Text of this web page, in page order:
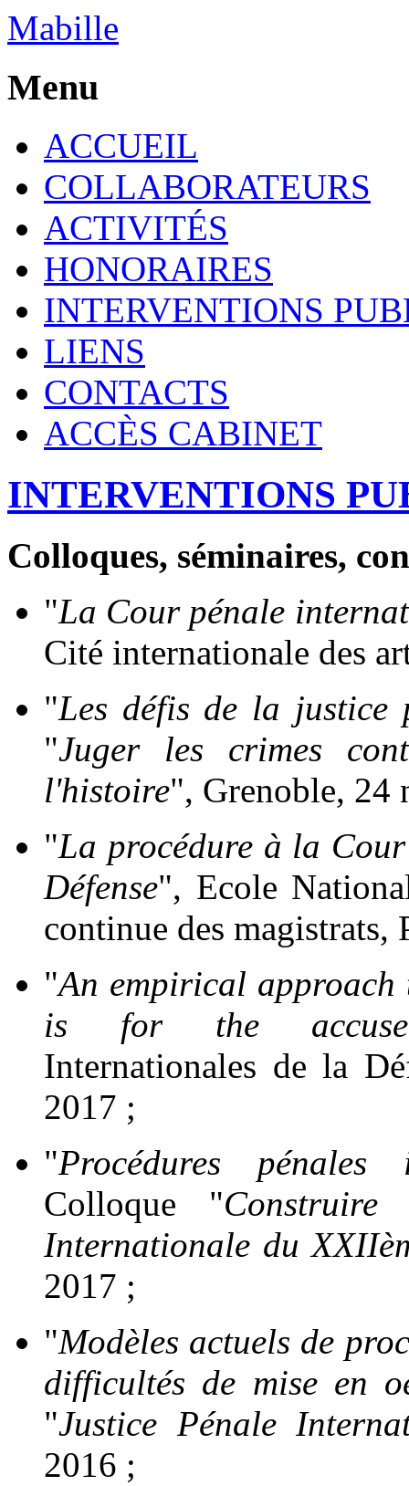
Mabille
Menu
ACCUEIL
COLLABORATEURS
ACTIVITÉS
HONORAIRES
INTERVENTIONS
LIENS
CONTACTS
ACCÈS CABINET
INTERVENTIONS
Colloques, séminaires,
"La Cour pénale
Cité internationale des
"Les défis de la justice
"Juger les crimes
l'histoire", Grenoble, 24
"La procédure à la
Défense", Ecole
continue des magistrats,
"An empirical
is for the
Internationales de la
2017 ;
"Procédures pénales
Colloque "
Internationale du
2017 ;
"Modèles actuels de
difficultés de mise en
"Justice Pénale
2016 ;